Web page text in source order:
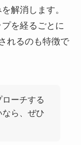
解消します。
を経るごとに
れるのも特徴で
ーチする
ら、ぜひ